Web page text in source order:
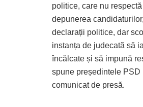
politice, care nu
depunerea
declarații politice, dar
instanța de judecată să
încălcate și să impună
spune președintele PSD
comunicat de presă.